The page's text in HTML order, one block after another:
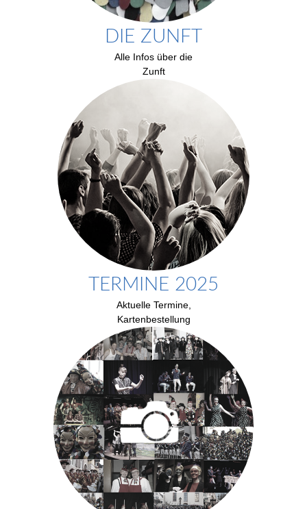
DIE ZUNFT
Alle Infos über die
Zunft
TERMINE 2025
Aktuelle Termine,
Kartenbestellung